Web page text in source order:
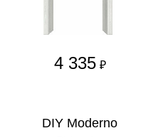
4 335 ₽
DIY Moderno